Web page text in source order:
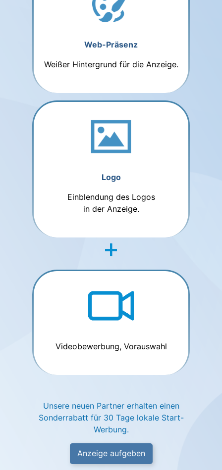
Web-Präsenz
Weißer Hintergrund für die Anzeige.
Logo
Einblendung des Logos
in der Anzeige.
Videobewerbung, Vorauswahl
Unsere neuen Partner erhalten einen
Sonderrabatt für 30 Tage lokale Start-
Werbung.
Anzeige aufgeben